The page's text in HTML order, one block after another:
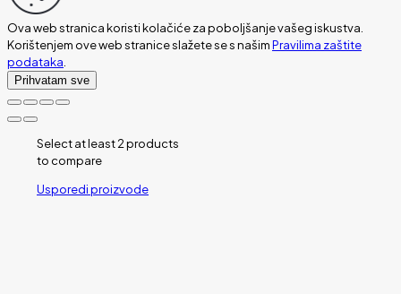
Ova web stranica koristi kolačiće za poboljšanje vašeg iskustva.
Korištenjem ove web stranice slažete se s našimPravilima zaštite
podataka.
Prihvatam sve
Select at least 2 products
to compare
Usporedi proizvode